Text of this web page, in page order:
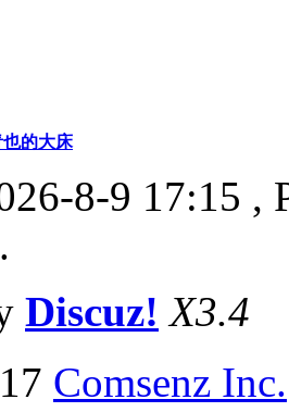
也的大床
8-9 17:15 ,
Discuz! X3.4
Comsenz Inc.